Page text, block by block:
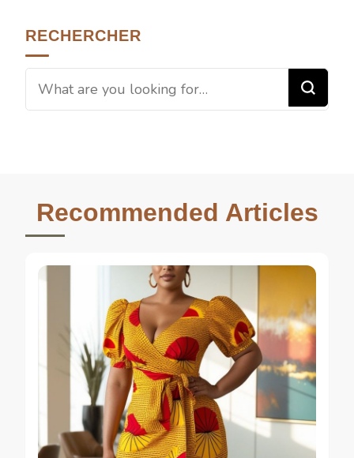
RECHERCHER
Recommended Articles